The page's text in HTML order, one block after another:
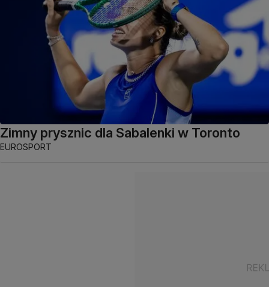
Zimny prysznic dla Sabalenki w Toronto
EUROSPORT